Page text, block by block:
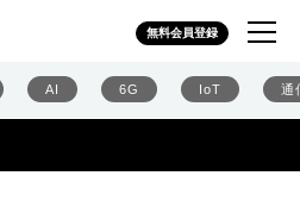
無料会員登録
AI 6G IoT 通